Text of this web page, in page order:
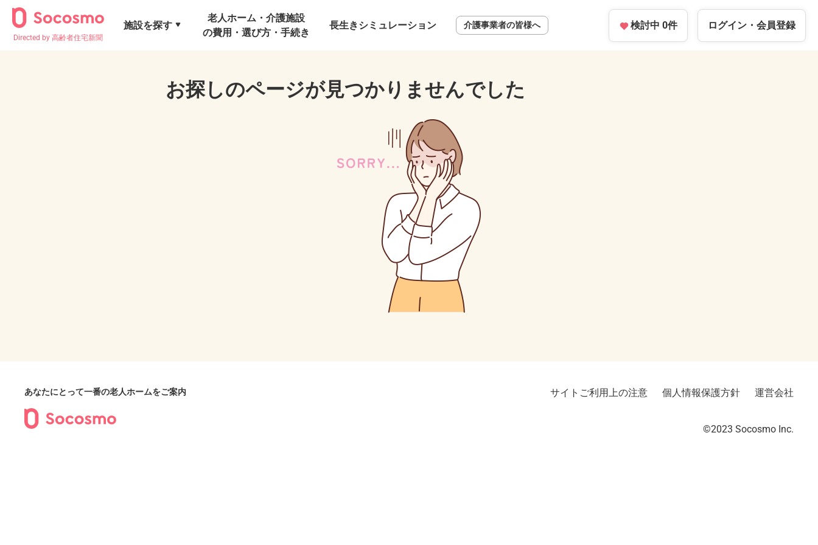
Directed by 高齢者住宅新聞
施設を探す
老人ホーム・介護施設
の費用・選び方・手続き
長生きシミュレーション 介護事業者の皆様へ 検討中 0件 ログイン・ 会員登録
お探しのページが見つかりませんでした
あなたにとって一番の老人ホームをご案内 サイトご利用上の注意 個人情報保護方針 運営会社
©2023︎ Socosmo Inc.